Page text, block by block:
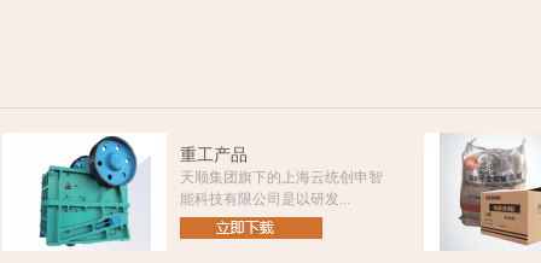
重工产品
天顺集团旗下的上海云统创申智
能科技有限公司是以研发...